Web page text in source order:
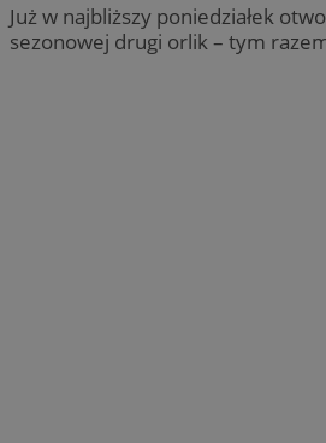
Już w najbliższy poniedziałek
sezonowej drugi orlik – tym